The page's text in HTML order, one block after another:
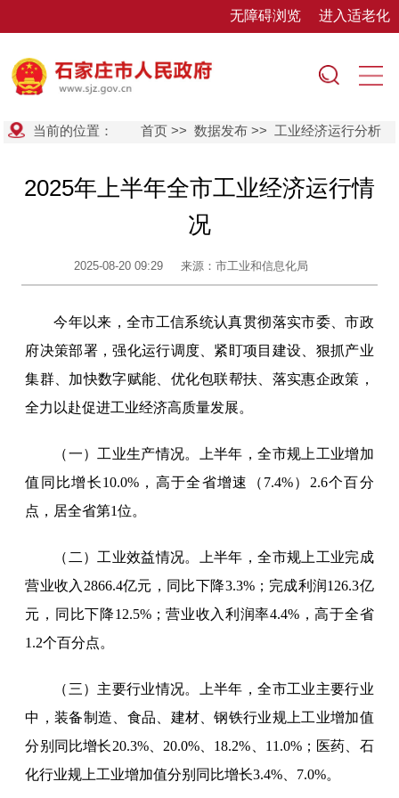
无障碍浏览 进入适老化
当前的位置： 首页 >>数据发布 >> 工业经济运行分析
2025年上半年全市工业经济运行情
况
2025-08-20 09:29 来源：市工业和信息化局
今年以来，全市工信系统认真贯彻落实市委、市政
府决策部署，强化运行调度、紧盯项目建设、狠抓产业
集群、加快数字赋能、优化包联帮扶、落实惠企政策，
全力以赴促进工业经济高质量发展。
（一）工业生产情况。上半年，全市规上工业增加
值同比增长10.0%，高于全省增速（7.4%）2.6个百分
点，居全省第1位。
（二）工业效益情况。上半年，全市规上工业完成
营业收入2866.4亿元，同比下降3.3%；完成利润126.3亿
元，同比下降12.5%；营业收入利润率4.4%，高于全省
1.2个百分点。
（三）主要行业情况。上半年，全市工业主要行业
中，装备制造、食品、建材、钢铁行业规上工业增加值
分别同比增长20.3%、20.0%、18.2%、11.0%；医药、石
化行业规上工业增加值分别同比增长3.4%、7.0%。